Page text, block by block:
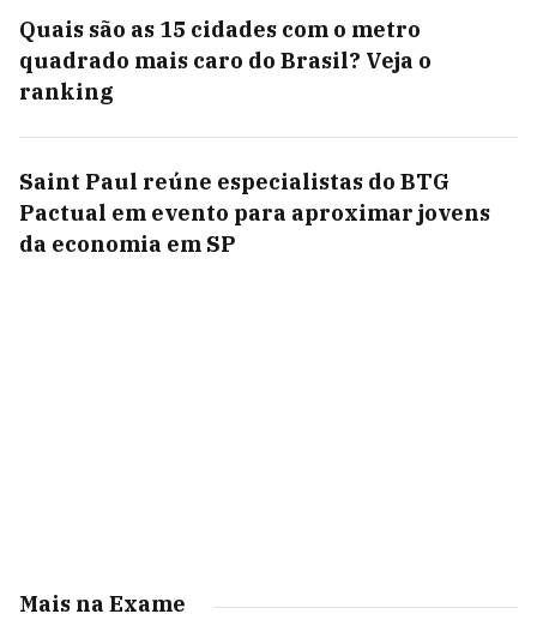
Quais são as 15 cidades com o metro
quadrado mais caro do Brasil? Veja o
ranking
Saint Paul reúne especialistas do BTG
Pactual em evento para aproximar jovens
da economia em SP
Mais na Exame